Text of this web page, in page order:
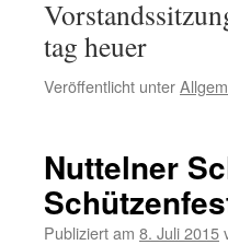
tag heuer
Veröffentlicht unter
Nuttelner
Publiziert am 8. Juli 2015